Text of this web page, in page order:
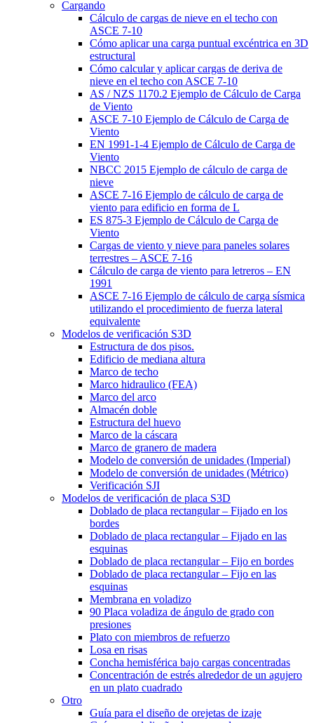
Cargando
Cálculo de cargas de nieve en el techo con
ASCE 7-10
Cómo aplicar una carga puntual excéntrica en 3D
estructural
Cómo calcular y aplicar cargas de deriva de
nieve en el techo con ASCE 7-10
AS / NZS 1170.2 Ejemplo de Cálculo de Carga
de Viento
ASCE 7-10 Ejemplo de Cálculo de Carga de
Viento
EN 1991-1-4 Ejemplo de Cálculo de Carga de
Viento
NBCC 2015 Ejemplo de cálculo de carga de
nieve
ASCE 7-16 Ejemplo de cálculo de carga de
viento para edificio en forma de L
ES 875-3 Ejemplo de Cálculo de Carga de
Viento
Cargas de viento y nieve para paneles solares
terrestres – ASCE 7-16
Cálculo de carga de viento para letreros – EN
1991
ASCE 7-16 Ejemplo de cálculo de carga sísmica
utilizando el procedimiento de fuerza lateral
equivalente
Modelos de verificación S3D
Estructura de dos pisos.
Edificio de mediana altura
Marco de techo
Marco hidraulico (FEA)
Marco del arco
Almacén doble
Estructura del huevo
Marco de la cáscara
Marco de granero de madera
Modelo de conversión de unidades (Imperial)
Modelo de conversión de unidades (Métrico)
Verificación SJI
Modelos de verificación de placa S3D
Doblado de placa rectangular – Fijado en los
bordes
Doblado de placa rectangular – Fijado en las
esquinas
Doblado de placa rectangular – Fijo en bordes
Doblado de placa rectangular – Fijo en las
esquinas
Membrana en voladizo
90 Placa voladiza de ángulo de grado con
presiones
Plato con miembros de refuerzo
Losa en risas
Concha hemisférica bajo cargas concentradas
Concentración de estrés alrededor de un agujero
en un plato cuadrado
Otro
Guía para el diseño de orejetas de izaje